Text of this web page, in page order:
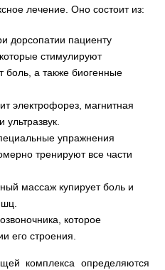
лечение. Оно состоит из:
дорсопатии пациенту
стимулируют
а также биогенные
электрофорез, магнитная
ультразвук.
упражнения
тренируют все части
массаж купирует боль и
которое
его строения.
комплекса определяются